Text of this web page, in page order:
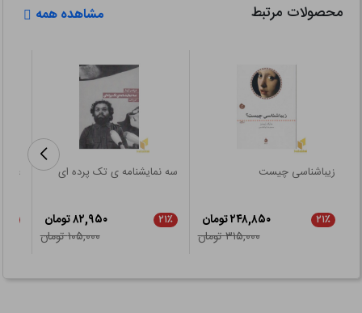
محصولات مرتبط مشاهده همه
زیباشناسی چیست
۲۱٪
۲۴۸,۸۵۰ تومان
۳۱۵,۰۰۰ تومان
سه نمایشنامه ی تک پرده ای
۲۱٪
۸۲,۹۵۰ تومان
۱۰۵,۰۰۰ تومان